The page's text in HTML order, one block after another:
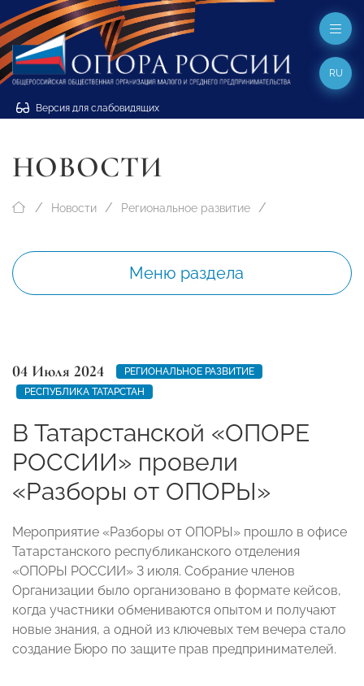
Версия для слабовидящих
RU
НОВОСТИ
Новости Региональное развитие
Меню раздела
04 Июля 2024
РЕГИОНАЛЬНОЕ РАЗВИТИЕ
РЕСПУБЛИКА ТАТАРСТАН
В Татарстанской «ОПОРЕ
РОССИИ» провели
«Разборы от ОПОРЫ»
Мероприятие «Разборы от ОПОРЫ» прошло в офисе
Татарстанского республиканского отделения
«ОПОРЫ РОССИИ» 3 июля. Собрание членов
Организации было организовано в формате кейсов,
когда участники обмениваются опытом и получают
новые знания, а одной из ключевых тем вечера стало
создание Бюро по защите прав предпринимателей.